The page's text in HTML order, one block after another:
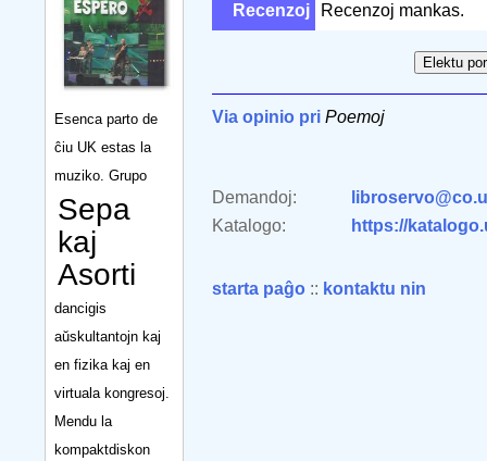
Esenca parto de
ĉiu UK estas la
muziko. Grupo
Sepa
kaj
Asorti
dancigis
aŭskultantojn kaj
en fizika kaj en
virtuala kongresoj.
Mendu la
kompaktdiskon
Recenzoj Recenzoj mankas.
Via opinio pri Poemoj
Demandoj:
Katalogo:
https://
starta paĝo :: kontaktu nin